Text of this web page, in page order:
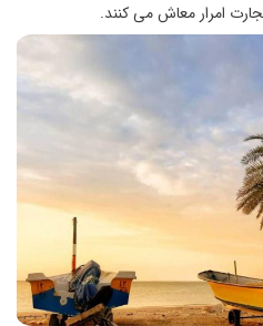
امرار معاش می کنند.